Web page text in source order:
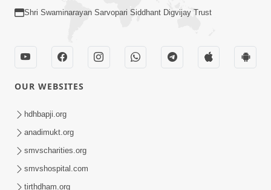
Shri Swaminarayan Sarvopari Siddhant Digvijay Trust
OUR WEBSITES
hdhbapji.org
anadimukt.org
smvscharities.org
smvshospital.com
tirthdham.org